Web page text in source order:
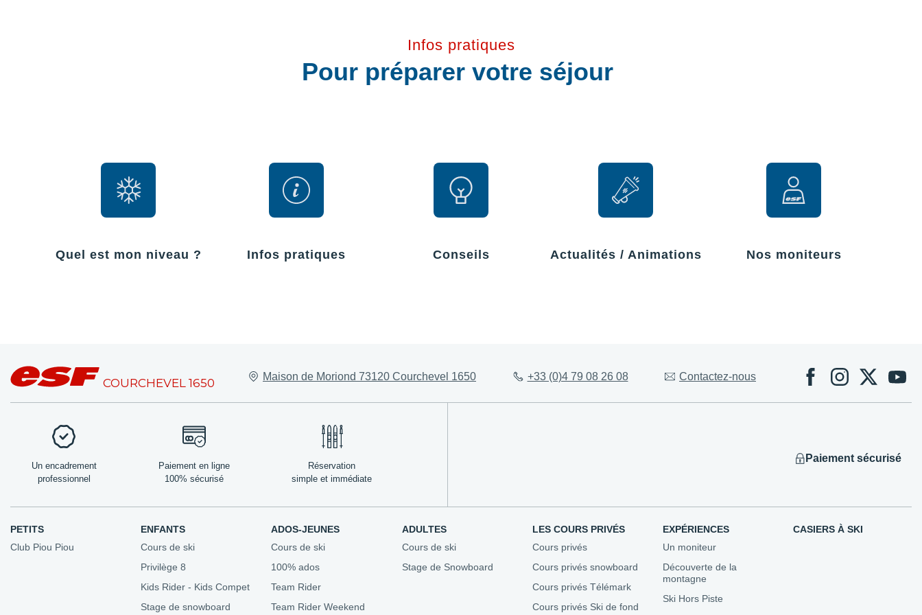
Infos pratiques
Pour préparer votre séjour
Quel est mon niveau ? Infos pratiques
Nos bureaux
Les amis de l'esf
Conseils
Conseils aux parents
Assurez-vous
Actualités / Animations
Stades & Competitions
Bons plans
Nos moniteurs
COURCHEVEL 1650 Maison de Moriond 73120 Courchevel 1650 +33 (0)4 79 08 26 08 Contactez-nous
Un encadrement
professionnel
Paiement en ligne
100% sécurisé
Réservation
simple et immédiate
Paiement sécurisé
PETITS
Club Piou Piou
ENFANTS
Cours de ski
Privilège 8
Kids Rider - Kids Compet
Stage de snowboard
ADOS-JEUNES
Cours de ski
100% ados
Team Rider
Team Rider Weekend
ADULTES
Cours de ski
Stage de Snowboard
LES COURS PRIVÉS
Cours privés
Cours privés snowboard
Cours privés Télémark
Cours privés Ski de fond
EXPÉRIENCES
Un moniteur
Découverte de la
montagne
Ski Hors Piste
CASIERS À SKI